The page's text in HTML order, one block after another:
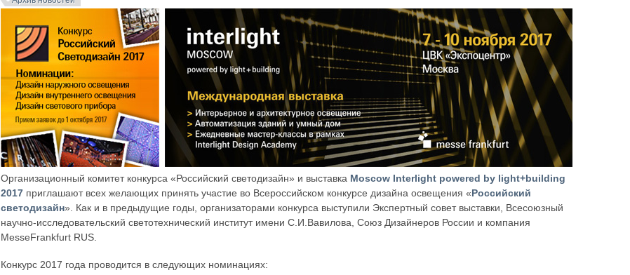
Организационный комитет конкурса «Российский светодизайн» и выставка Moscow Interlight powered by light+building
2017 приглашают всех желающих принять участие во Всероссийском конкурсе дизайна освещения «Российский
светодизайн». Как и в предыдущие годы, организаторами конкурса выступили Экспертный совет выставки, Всесоюзный
научно-исследовательский светотехнический институт имени С.И.Вавилова, Союз Дизайнеров России и компания
MesseFrankfurt RUS.
Конкурс 2017 года проводится в следующих номинациях: